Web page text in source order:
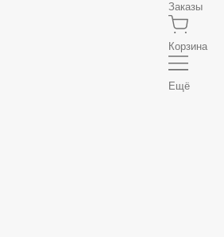
Заказы
Корзина
Ещё